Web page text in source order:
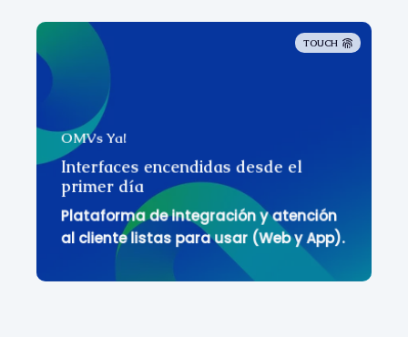
TOUCH
OMVs Ya!
Interfaces encendidas desde el
primer día
Plataforma de integración y atención
al cliente listas para usar (Web y App).
Plataforma de integración y atención
al cliente listas para usar (Web y App).